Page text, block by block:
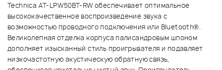
Technica AT-LPW50BT-RW обеспечивает оптимальное
высококачественное воспроизведение звука с
возможностью проводного подключения или Bluetooth®.
Великолепная отделка корпуса палисандровым шпоном
дополняет изысканный стиль проигрывателя и подавляет
низкочастотную акустическую обратную связь,